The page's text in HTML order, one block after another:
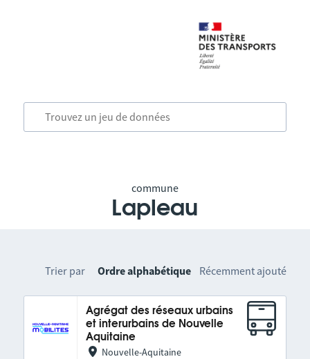
commune
Lapleau
Trier par Ordre alphabétique Récemment ajouté
Agrégat des réseaux urbains
et interurbains de Nouvelle
Aquitaine
Nouvelle-Aquitaine